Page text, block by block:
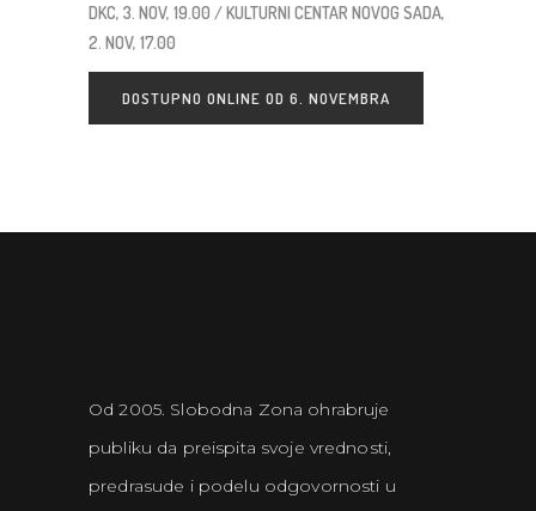
DKC, 3. NOV, 19.00 / KULTURNI CENTAR NOVOG SADA,
2. NOV, 17.00
DOSTUPNO ONLINE OD 6. NOVEMBRA
Od 2005. Slobodna Zona ohrabruje
publiku da preispita svoje vrednosti,
predrasude i podelu odgovornosti u